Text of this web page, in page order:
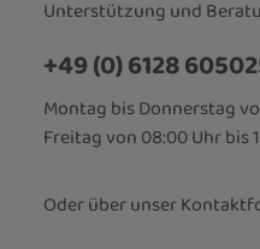
Unterstützung und
+49 (0) 6128
Montag bis Donnerstag
Freitag von 08:00 Uhr bis
Oder über unser